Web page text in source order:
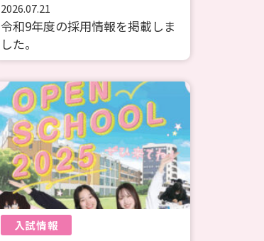
2026.07.21
令和9年度の採用情報を掲載しま
した。
入試情報